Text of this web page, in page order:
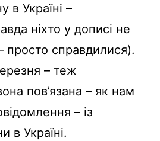
в Україні –
ніхто у дописі не
просто справдилися).
– теж
пов’язана – як нам
– із
в Україні.